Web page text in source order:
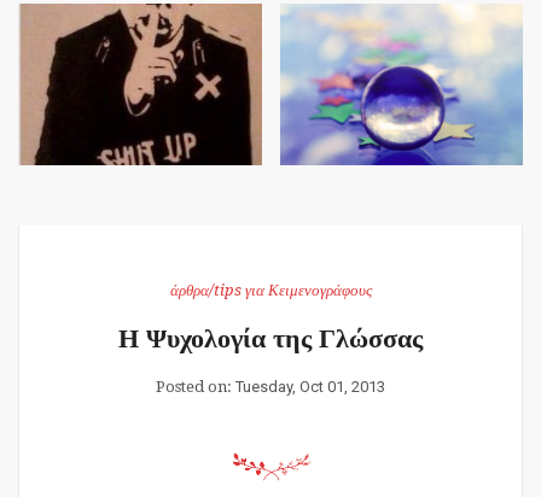
άρθρα/tips για Κειμενογράφους
Η Ψυχολογία της Γλώσσας
Posted on: Tuesday, Oct 01, 2013